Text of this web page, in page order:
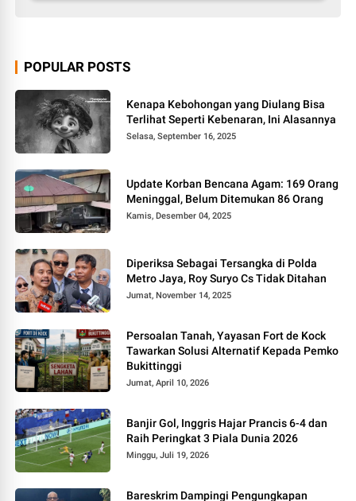
POPULAR POSTS
Kenapa Kebohongan yang Diulang Bisa
Terlihat Seperti Kebenaran, Ini Alasannya
Selasa, September 16, 2025
Update Korban Bencana Agam: 169 Orang
Meninggal, Belum Ditemukan 86 Orang
Kamis, Desember 04, 2025
Diperiksa Sebagai Tersangka di Polda
Metro Jaya, Roy Suryo Cs Tidak Ditahan
Jumat, November 14, 2025
Persoalan Tanah, Yayasan Fort de Kock
Tawarkan Solusi Alternatif Kepada Pemko
Bukittinggi
Jumat, April 10, 2026
Banjir Gol, Inggris Hajar Prancis 6-4 dan
Raih Peringkat 3 Piala Dunia 2026
Minggu, Juli 19, 2026
Bareskrim Dampingi Pengungkapan